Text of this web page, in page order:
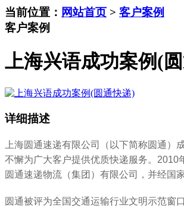
当前位置： 网站首页 > 客户案例
客户案例
上海兴语成功案例(
详细描述
上海圆通速递有限公司（以下简称圆通）
不懈为广大客户提供优质快递服务。
圆通速递物流（集团）有限公司，并经国
圆通被评为全国交通运输行业文明示范窗